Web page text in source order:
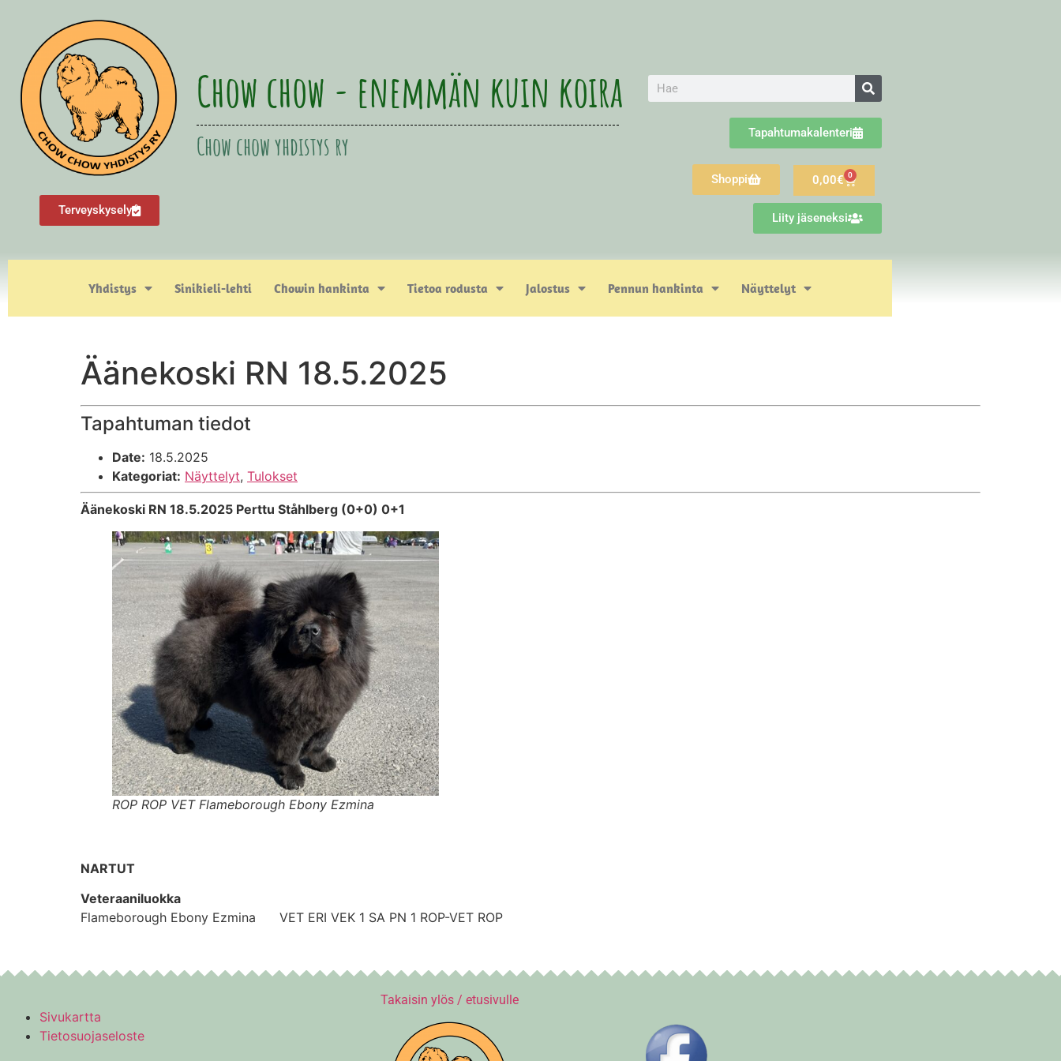
Terveyskysely
Chow chow - enemmän kuin koira
Chow chow yhdistys ry Tapahtumakalenteri
Shoppi 0,00€ 0
Liity jäseneksi
Yhdistys Sinikieli-lehti Chowin hankinta Tietoa rodusta Jalostus Pennun hankinta Näyttelyt
Äänekoski RN 18.5.2025
Tapahtuman tiedot
Date: 18.5.2025
Kategoriat: Näyttelyt, Tulokset
Äänekoski RN 18.5.2025 Perttu Ståhlberg (0+0) 0+1
ROP ROP VET Flameborough Ebony Ezmina
NARTUT
Veteraaniluokka
Flameborough Ebony Ezmina VET ERI VEK 1 SA PN 1 ROP-VET ROP
Sivukartta
Tietosuojaseloste
Takaisin ylös / etusivulle